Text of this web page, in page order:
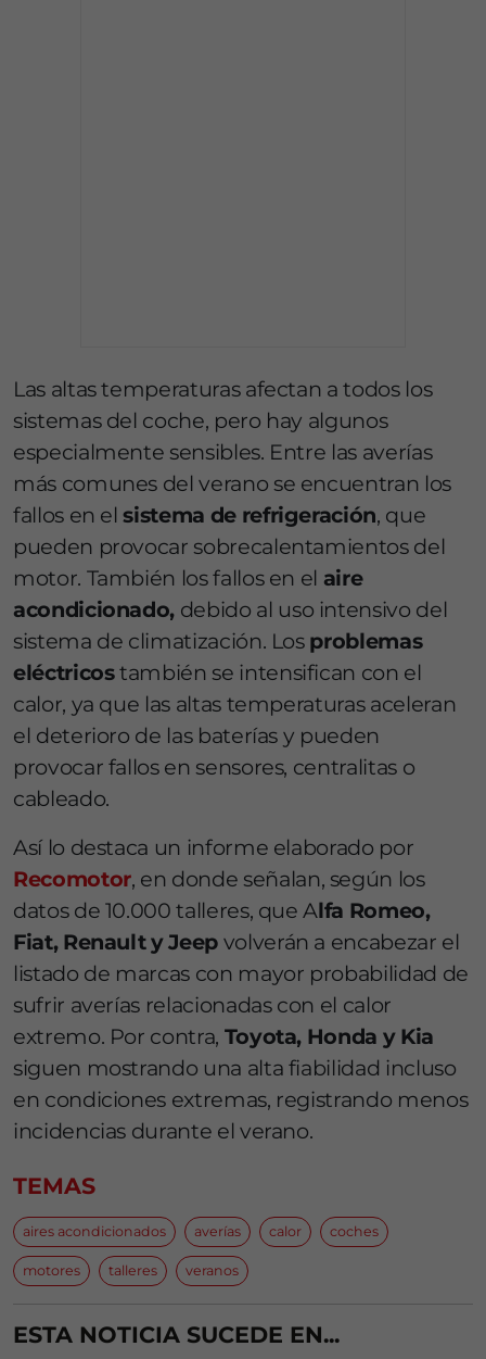
Las altas temperaturas afectan a todos los
sistemas del coche, pero hay algunos
especialmente sensibles. Entre las averías
más comunes del verano se encuentran los
fallos en elsistema de refrigeración, que
pueden provocar sobrecalentamientos del
motor. También los fallos en el aire
acondicionado, debido al uso intensivo del
sistema de climatización. Los problemas
eléctricostambién se intensifican con el
calor, ya que las altas temperaturas aceleran
el deterioro de las baterías y pueden
provocar fallos en sensores, centralitas o
cableado.
Así lo destaca un informe elaborado por
Recomotor, en donde señalan, según los
datos de 10.000 talleres, que Alfa Romeo,
Fiat, Renault y Jeepvolverán a encabezar el
listado de marcas con mayor probabilidad de
sufrir averías relacionadas con el calor
extremo. Por contra, Toyota, Honda y Kia
siguen mostrando una alta fiabilidad incluso
en condiciones extremas, registrando menos
incidencias durante el verano.
TEMAS
aires acondicionados averías calor coches
motores talleres veranos
ESTA NOTICIA SUCEDE EN...